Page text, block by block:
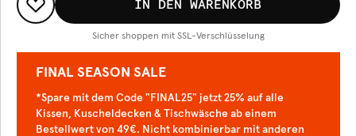
IN DEN WARENKORB
Sicher shoppen mit SSL-Verschlüsselung
FINAL SEASON SALE
*Spare mit dem Code "FINAL25" jetzt 25% auf alle
Kissen, Kuscheldecken & Tischwäsche ab einem
Bestellwert von 49€. Nicht kombinierbar mit anderen